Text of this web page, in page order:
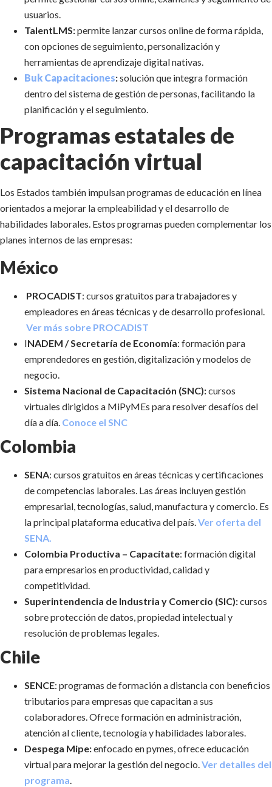
usuarios.
TalentLMS:permite lanzar cursos online de forma rápida,
con opciones de seguimiento, personalización y
herramientas de aprendizaje digital nativas.
Buk Capacitaciones:solución que integra formación
dentro del sistema de gestión de personas, facilitando la
planificación y el seguimiento.
Programas estatales de
capacitación virtual
Los Estados también impulsan programas de educación en línea
orientados a mejorar la empleabilidad y el desarrollo de
habilidades laborales. Estos programas pueden complementar los
planes internos de las empresas:
México
PROCADIST: cursos gratuitos para trabajadores y
empleadores en áreas técnicas y de desarrollo profesional.
Ver más sobre PROCADIST
INADEM / Secretaría de Economía: formación para
emprendedores en gestión, digitalización y modelos de
negocio.
Sistema Nacional de Capacitación (SNC):cursos
virtuales dirigidos a MiPyMEs para resolver desafíos del
día a día. Conoce el SNC
Colombia
SENA: cursos gratuitos en áreas técnicas y certificaciones
de competencias laborales. Las áreas incluyen gestión
empresarial, tecnologías, salud, manufactura y comercio. Es
la principal plataforma educativa del país.Ver oferta del
SENA.
Colombia Productiva – Capacítate: formación digital
para empresarios en productividad, calidad y
competitividad.
Superintendencia de Industria y Comercio (SIC):cursos
sobre protección de datos, propiedad intelectual y
resolución de problemas legales.
Chile
SENCE: programas de formación a distancia con beneficios
tributarios para empresas que capacitan a sus
colaboradores. Ofrece formación en administración,
atención al cliente, tecnología y habilidades laborales.
Despega Mipe:enfocado en pymes, ofrece educación
virtual para mejorar la gestión del negocio.Ver detalles del
programa.